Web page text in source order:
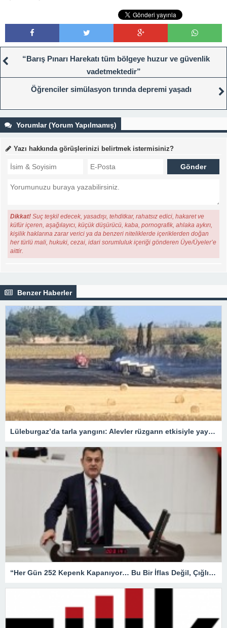
“Barış Pınarı Harekatı tüm bölgeye huzur ve güvenlik
vadetmektedir”
Öğrenciler simülasyon tırında depremi yaşadı
Yorumlar (Yorum Yapılmamış)
Yazı hakkında görüşlerinizi belirtmek istermisiniz?
Dikkat! Suç teşkil edecek, yasadışı, tehditkar, rahatsız edici, hakaret ve
küfür içeren, aşağılayıcı, küçük düşürücü, kaba, pornografik, ahlaka aykırı,
kişilik haklarına zarar verici ya da benzeri niteliklerde içeriklerden doğan
her türlü mali, hukuki, cezai, idari sorumluluk içeriği gönderen Üye/Üyeler’e
aittir.
Benzer Haberler
Lüleburgaz’da tarla yangını: Alevler rüzgarın etkisiyle yayıldı
“Her Gün 252 Kepenk Kapanıyor… Bu Bir İflas Değil, Çığlıktır!”